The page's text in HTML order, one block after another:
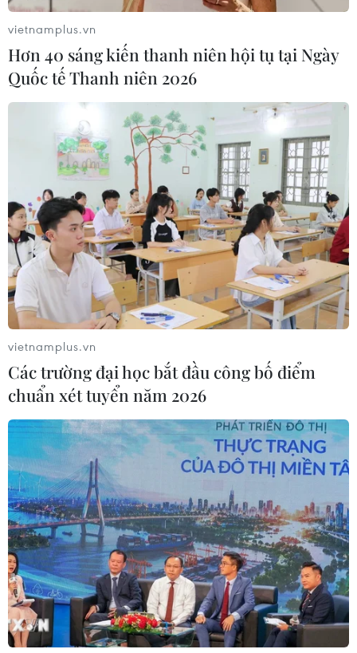
vietnamplus.vn
Hơn 40 sáng kiến thanh niên hội tụ tại Ngày
Quốc tế Thanh niên 2026
vietnamplus.vn
Các trường đại học bắt đầu công bố điểm
chuẩn xét tuyển năm 2026